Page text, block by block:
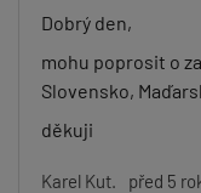
Dobrý den,
mohu poprosit o
Slovensko,
děkuji
Karel Kut. před 5